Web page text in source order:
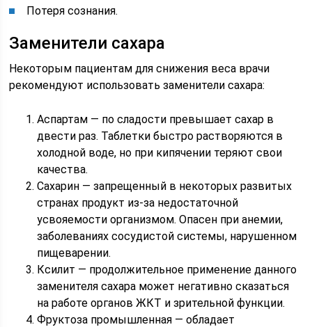
Потеря сознания.
Заменители сахара
Некоторым пациентам для снижения веса врачи
рекомендуют использовать заменители сахара:
Аспартам — по сладости превышает сахар в
двести раз. Таблетки быстро растворяются в
холодной воде, но при кипячении теряют свои
качества.
Сахарин — запрещенный в некоторых развитых
странах продукт из-за недостаточной
усвояемости организмом. Опасен при анемии,
заболеваниях сосудистой системы, нарушенном
пищеварении.
Ксилит — продолжительное применение данного
заменителя сахара может негативно сказаться
на работе органов ЖКТ и зрительной функции.
Фруктоза промышленная — обладает